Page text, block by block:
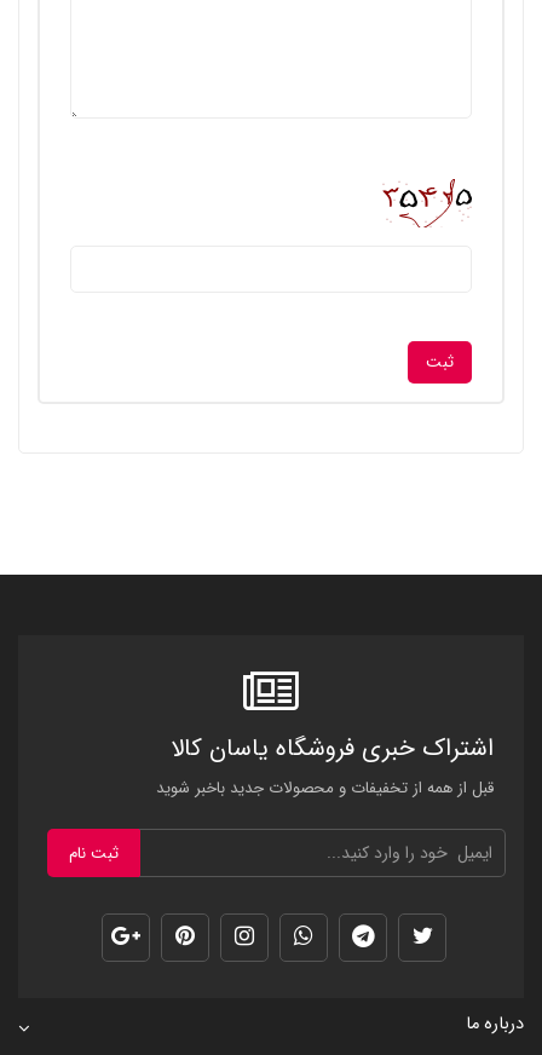
اشتراک خبری فروشگاه یاسان کالا
قبل از همه از تخفیفات و محصولات جدید باخبر شوید
ثبت نام
درباره ما